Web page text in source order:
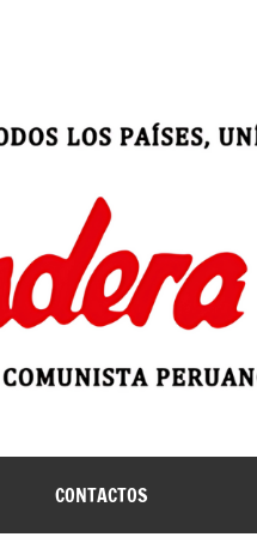
CONTACTOS